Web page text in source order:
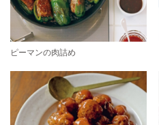
ピーマンの肉詰め